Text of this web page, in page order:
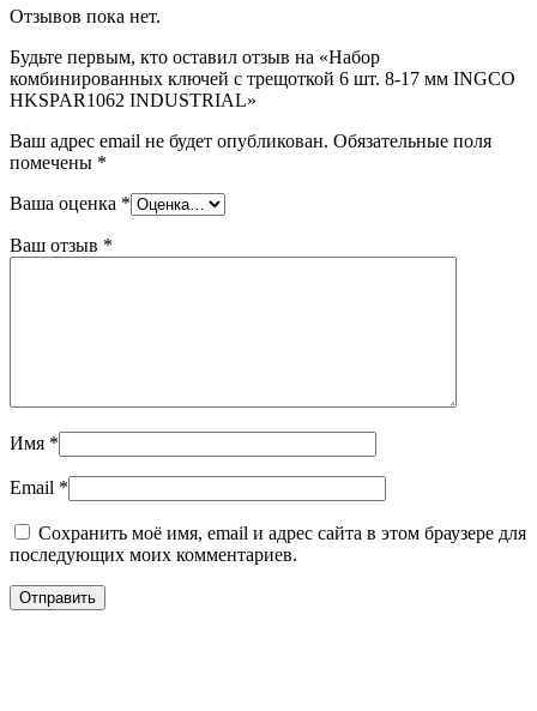
Отзывов пока нет.
Будьте первым, кто оставил отзыв на «Набор
комбинированных ключей с трещоткой 6 шт. 8-17 мм INGCO
HKSPAR1062 INDUSTRIAL»
Ваш адрес email не будет опубликован. Обязательные поля
помечены *
Ваша оценка *
Ваш отзыв *
Имя *
Email *
Сохранить моё имя, email и адрес сайта в этом браузере для
последующих моих комментариев.